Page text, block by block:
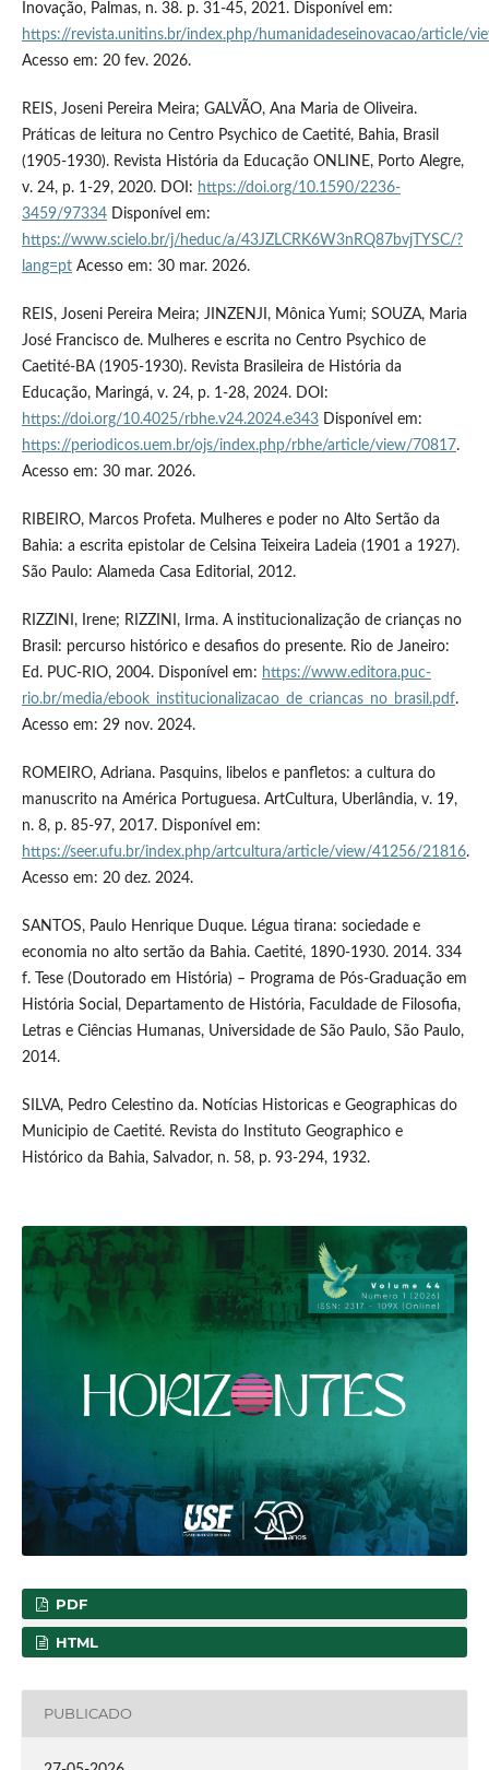
Inovação, Palmas, n. 38. p. 31-45, 2021. Disponível em:
https://revista.unitins.br/index.php/humanidadeseinovacao/article/
Acesso em: 20 fev. 2026.
REIS, Joseni Pereira Meira; GALVÃO, Ana Maria de Oliveira.
Práticas de leitura no Centro Psychico de Caetité, Bahia, Brasil
(1905-1930). Revista História da Educação ONLINE, Porto Alegre,
v. 24, p. 1-29, 2020. DOI: https://doi.org/10.1590/2236-
3459/97334Disponível em:
https://www.scielo.br/j/heduc/a/43JZLCRK6W3nRQ87bvjTYSC/?
lang=ptAcesso em: 30 mar. 2026.
REIS, Joseni Pereira Meira; JINZENJI, Mônica Yumi; SOUZA, Maria
José Francisco de. Mulheres e escrita no Centro Psychico de
Caetité-BA (1905-1930). Revista Brasileira de História da
Educação, Maringá, v. 24, p. 1-28, 2024. DOI:
https://doi.org/10.4025/rbhe.v24.2024.e343Disponível em:
https://periodicos.uem.br/ojs/index.php/rbhe/article/view/70817.
Acesso em: 30 mar. 2026.
RIBEIRO, Marcos Profeta. Mulheres e poder no Alto Sertão da
Bahia: a escrita epistolar de Celsina Teixeira Ladeia (1901 a 1927).
São Paulo: Alameda Casa Editorial, 2012.
RIZZINI, Irene; RIZZINI, Irma. A institucionalização de crianças no
Brasil: percurso histórico e desafios do presente. Rio de Janeiro:
Ed. PUC-RIO, 2004. Disponível em: https://www.editora.puc-
rio.br/media/ebook_institucionalizacao_de_criancas_no_brasil.pdf.
Acesso em: 29 nov. 2024.
ROMEIRO, Adriana. Pasquins, libelos e panfletos: a cultura do
manuscrito na América Portuguesa. ArtCultura, Uberlândia, v. 19,
n. 8, p. 85-97, 2017. Disponível em:
https://seer.ufu.br/index.php/artcultura/article/view/41256/21816.
Acesso em: 20 dez. 2024.
SANTOS, Paulo Henrique Duque. Légua tirana: sociedade e
economia no alto sertão da Bahia. Caetité, 1890-1930. 2014. 334
f. Tese (Doutorado em História) – Programa de Pós-Graduação em
História Social, Departamento de História, Faculdade de Filosofia,
Letras e Ciências Humanas, Universidade de São Paulo, São Paulo,
2014.
SILVA, Pedro Celestino da. Notícias Historicas e Geographicas do
Municipio de Caetité. Revista do Instituto Geographico e
Histórico da Bahia, Salvador, n. 58, p. 93-294, 1932.
PDF
HTML
PUBLICADO